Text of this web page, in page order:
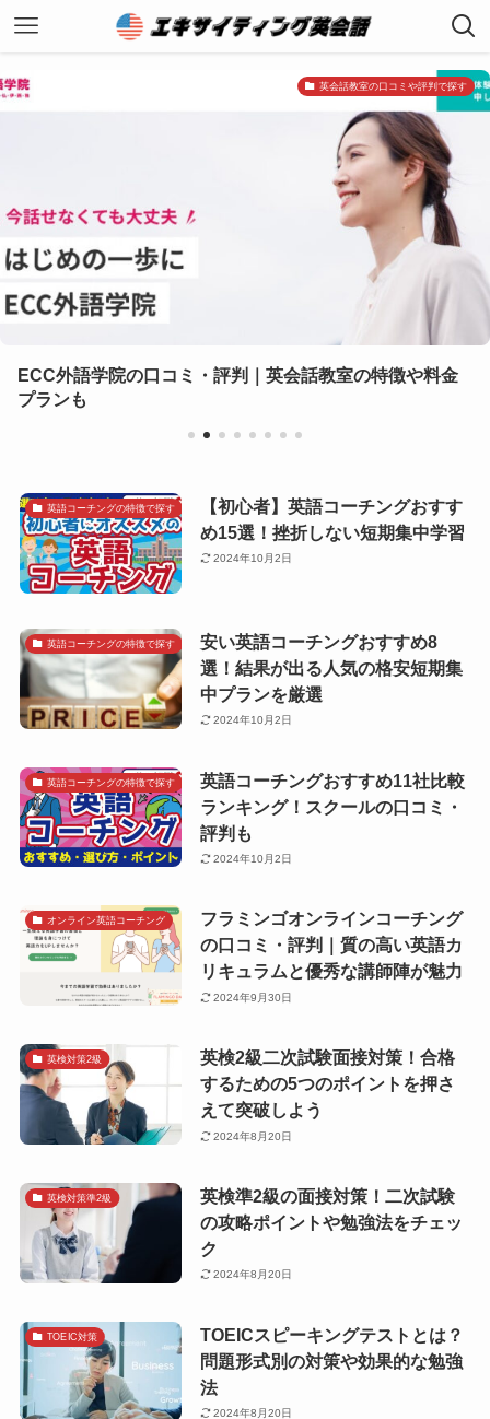
英会話教室の口コミや評判で探す
院の口コミ・評判｜英会話教室の特徴や料金
子ども
英語コーチングの特徴で探す
【初心者】英語コーチングおすす
め15選！挫折しない短期集中学習
2024年10月2日
英語コーチングの特徴で探す
安い英語コーチングおすすめ8
選！結果が出る人気の格安短期集
中プランを厳選
2024年10月2日
英語コーチングの特徴で探す
英語コーチングおすすめ11社比較
ランキング！スクールの口コミ・
評判も
2024年10月2日
オンライン英語コーチング
フラミンゴオンラインコーチング
の口コミ・評判｜質の高い英語カ
リキュラムと優秀な講師陣が魅力
2024年9月30日
英検対策2級
英検2級二次試験面接対策！合格
するための5つのポイントを押さ
えて突破しよう
2024年8月20日
英検対策準2級
英検準2級の面接対策！二次試験
の攻略ポイントや勉強法をチェッ
ク
2024年8月20日
TOEIC対策
TOEICスピーキングテストとは？
問題形式別の対策や効果的な勉強
法
2024年8月20日